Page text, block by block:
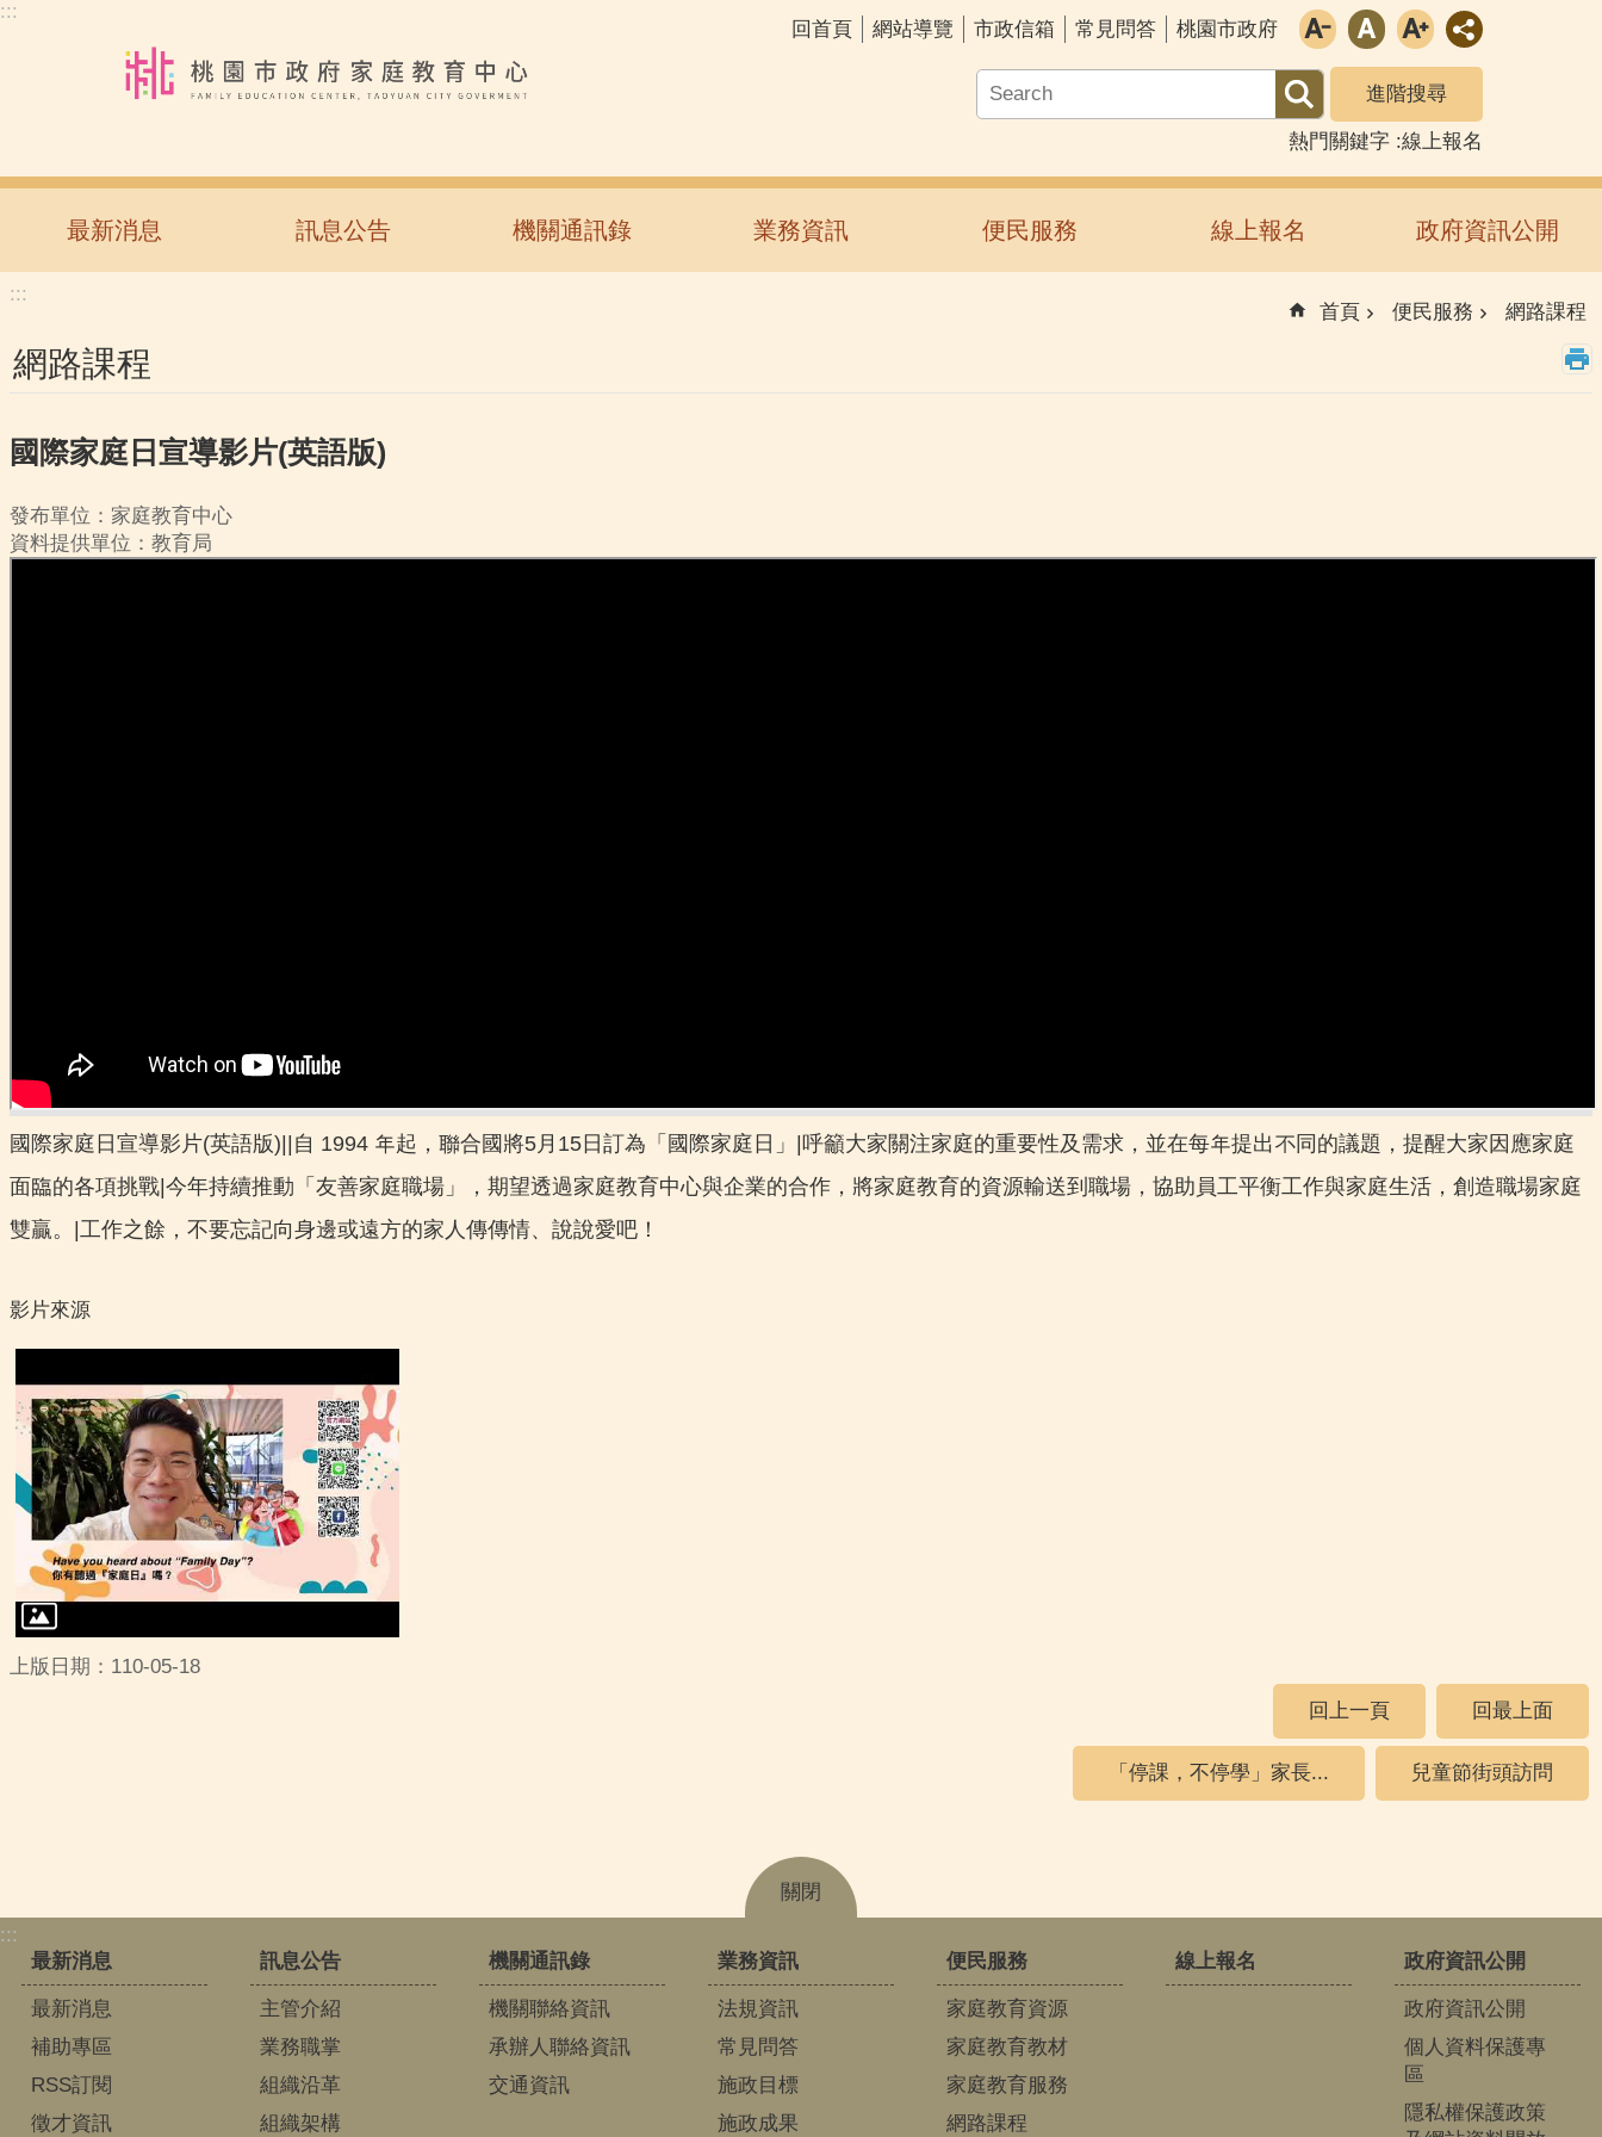
跳到主要內容區塊
:::
回首頁 網站導覽 市政信箱 常見問答 桃園市政府
進階搜尋
熱門關鍵字 線上報名
最新消息 訊息公告 機關通訊錄 業務資訊 便民服務 線上報名 政府資訊公開
:::
首頁 便民服務 網路課程
網路課程
國際家庭日宣導影片(英語版)
發布單位：家庭教育中心
資料提供單位：教育局
國際家庭日宣導影片(英語版)||自 1994 年起，聯合國將5月15日訂為「國際家庭日」|呼籲大家關注家庭的重要性及需求，並在每年提出不同的議題，提醒大家因應家庭
面臨的各項挑戰|今年持續推動「友善家庭職場」，期望透過家庭教育中心與企業的合作，將家庭教育的資源輸送到職場，協助員工平衡工作與家庭生活，創造職場家庭
雙贏。|工作之餘，不要忘記向身邊或遠方的家人傳傳情、說說愛吧！
影片來源
上版日期：110-05-18
回上一頁
回最上面
「停課，不停學」家長... 兒童節街頭訪問
關閉
:::
最新消息
最新消息
補助專區
RSS訂閱
徵才資訊
訊息公告
主管介紹
業務職掌
組織沿革
組織架構
機關通訊錄
機關聯絡資訊
承辦人聯絡資訊
交通資訊
業務資訊
法規資訊
常見問答
施政目標
施政成果
便民服務
家庭教育資源
家庭教育教材
家庭教育服務
網路課程
線上報名 政府資訊公開
政府資訊公開
個人資料保護專
區
隱私權保護政策